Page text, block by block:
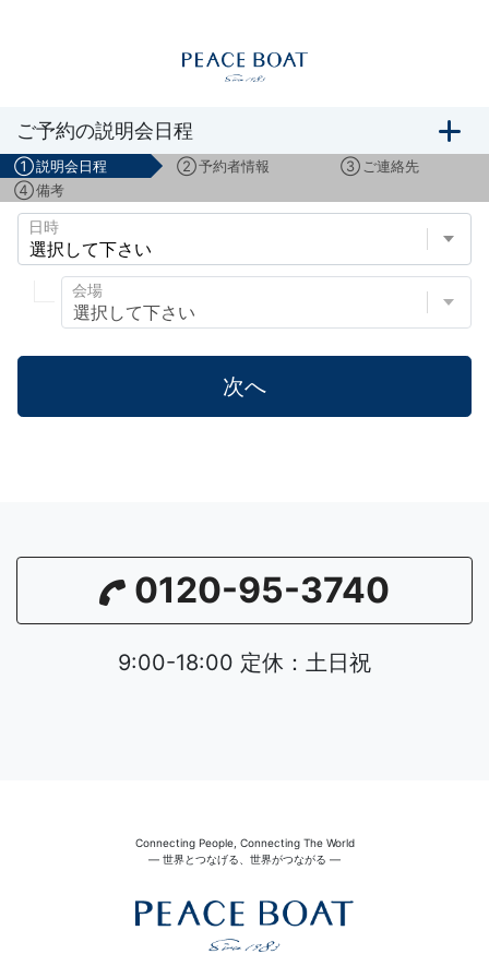
船旅説明会のご予約
ご予約の説明会日程
①説明会日程 ②予約者情報 ③ ご連絡先
④備考
日時
会場
次へ
0120-95-3740
9:00-18:00 定休：土日祝
Connecting People, Connecting The World
― 世界とつなげる、世界がつながる ―